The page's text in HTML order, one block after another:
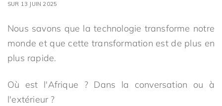
SUR 13 JUIN 2025
Nous savons que la technologie transforme notre
monde et que cette transformation est de plus en
plus rapide.
Où est l'Afrique ? Dans la conversation ou à
l'extérieur ?